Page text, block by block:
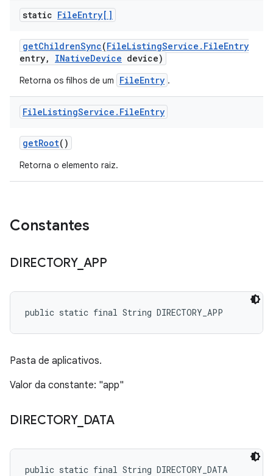
static FileEntry[]
getChildrenSync(FileListingService . FileEntry
entry, INativeDevice device)
Retorna os filhos de um FileEntry .
FileListingService . FileEntry
getRoot()
Retorna o elemento raiz.
Constantes
DIRECTORY_ APP
public static final String DIRECTORY_APP
Pasta de aplicativos.
Valor da constante: "app"
DIRECTORY_ DATA
public static final String DIRECTORY_DATA